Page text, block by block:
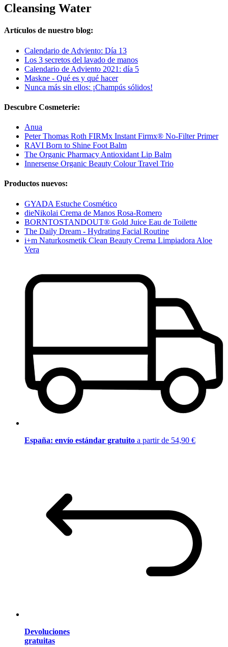
Cleansing Water
Artículos de nuestro blog:
Calendario de Adviento: Día 13
Los 3 secretos del lavado de manos
Calendario de Adviento 2021: día 5
Maskne - Qué es y qué hacer
Nunca más sin ellos: ¡Champús sólidos!
Descubre Cosmeterie:
Anua
Peter Thomas Roth FIRMx Instant Firmx® No-Filter Primer
RAVI Born to Shine Foot Balm
The Organic Pharmacy Antioxidant Lip Balm
Innersense Organic Beauty Colour Travel Trio
Productos nuevos:
GYADA Estuche Cosmético
dieNikolai Crema de Manos Rosa-Romero
BORNTOSTANDOUT® Gold Juice Eau de Toilette
The Daily Dream - Hydrating Facial Routine
i+m Naturkosmetik Clean Beauty Crema Limpiadora Aloe
Vera
España: envío estándar gratuito a partir de 54,90 €
Devoluciones
gratuitas